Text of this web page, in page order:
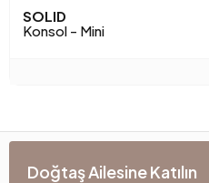
SOLID
Konsol - Mini
Doğtaş Ailesine Katılın